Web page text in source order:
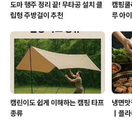
도마 행주 정리 끝! 무타공 설치 클
립형 주방걸이 추천
캠핑
루 아
캠린이도 쉽게 이해하는 캠핑 타프
종류
냉면
｜플